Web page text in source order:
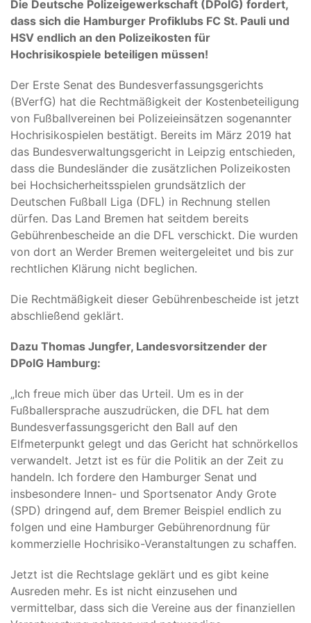
Die Deutsche Polizeigewerkschaft (DPolG) fordert,
dass sich die Hamburger Profiklubs FC St. Pauli und
HSV endlich an den Polizeikosten für
Hochrisikospiele beteiligen müssen!
Der Erste Senat des Bundesverfassungsgerichts
(BVerfG) hat die Rechtmäßigkeit der Kostenbeteiligung
von Fußballvereinen bei Polizeieinsätzen sogenannter
Hochrisikospielen bestätigt. Bereits im März 2019 hat
das Bundesverwaltungsgericht in Leipzig entschieden,
dass die Bundesländer die zusätzlichen Polizeikosten
bei Hochsicherheitsspielen grundsätzlich der
Deutschen Fußball Liga (DFL) in Rechnung stellen
dürfen. Das Land Bremen hat seitdem bereits
Gebührenbescheide an die DFL verschickt. Die wurden
von dort an Werder Bremen weitergeleitet und bis zur
rechtlichen Klärung nicht beglichen.
Die Rechtmäßigkeit dieser Gebührenbescheide ist jetzt
abschließend geklärt.
Dazu Thomas Jungfer, Landesvorsitzender der
DPolG Hamburg:
„Ich freue mich über das Urteil. Um es in der
Fußballersprache auszudrücken, die DFL hat dem
Bundesverfassungsgericht den Ball auf den
Elfmeterpunkt gelegt und das Gericht hat schnörkellos
verwandelt. Jetzt ist es für die Politik an der Zeit zu
handeln. Ich fordere den Hamburger Senat und
insbesondere Innen- und Sportsenator Andy Grote
(SPD) dringend auf, dem Bremer Beispiel endlich zu
folgen und eine Hamburger Gebührenordnung für
kommerzielle Hochrisiko-Veranstaltungen zu schaffen.
Jetzt ist die Rechtslage geklärt und es gibt keine
Ausreden mehr. Es ist nicht einzusehen und
vermittelbar, dass sich die Vereine aus der finanziellen